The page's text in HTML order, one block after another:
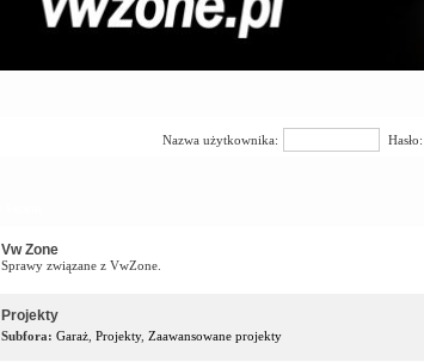
Nazwa użytkownika: Hasło:
Vw Zone
Sprawy związane z VwZone.
Projekty
Subfora: Garaż, Projekty, Zaawansowane projekty